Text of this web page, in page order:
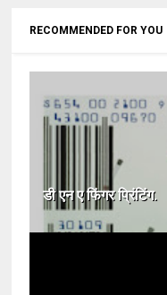
RECOMMENDED FOR YOU
डी एन ए फिंगर प्रिंटिंग.